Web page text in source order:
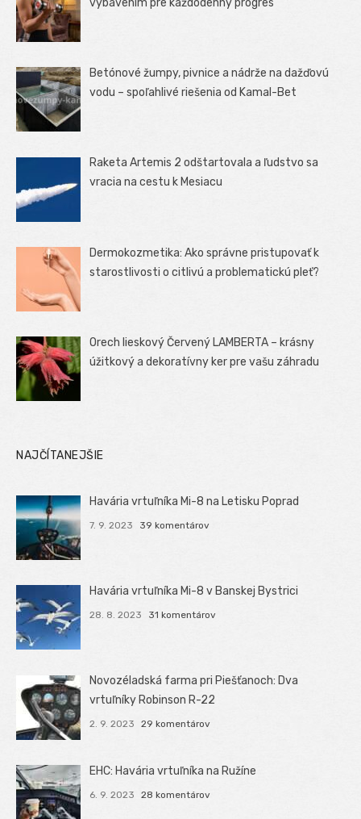
vybavením pre každodenný progres
Betónové žumpy, pivnice a nádrže na dažďovú
vodu – spoľahlivé riešenia od Kamal-Bet
Raketa Artemis 2 odštartovala a ľudstvo sa
vracia na cestu k Mesiacu
Dermokozmetika: Ako správne pristupovať k
starostlivosti o citlivú a problematickú pleť?
Orech lieskový Červený LAMBERTA – krásny
úžitkový a dekoratívny ker pre vašu záhradu
NAJČÍTANEJŠIE
Havária vrtuľníka Mi-8 na Letisku Poprad
7. 9. 2023 39 komentárov
Havária vrtuľníka Mi-8 v Banskej Bystrici
28. 8. 2023 31 komentárov
Novozéladská farma pri Piešťanoch: Dva
vrtuľníky Robinson R-22
2. 9. 2023 29 komentárov
EHC: Havária vrtuľníka na Ružíne
6. 9. 2023 28 komentárov